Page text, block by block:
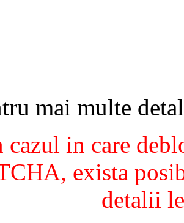
mai multe
cazul in care
exista
detalii